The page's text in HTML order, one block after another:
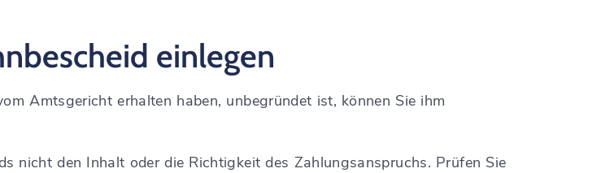
einlegen
Amtsgericht erhalten haben, unbegründet ist, können Sie ihm
nicht den Inhalt oder die Richtigkeit des Zahlungsanspruchs. Prüfen Sie